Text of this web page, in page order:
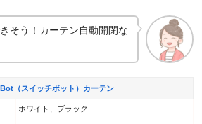
そう！カーテン自動開閉な
（スイッチボット）カーテン
ホワイト、ブラック